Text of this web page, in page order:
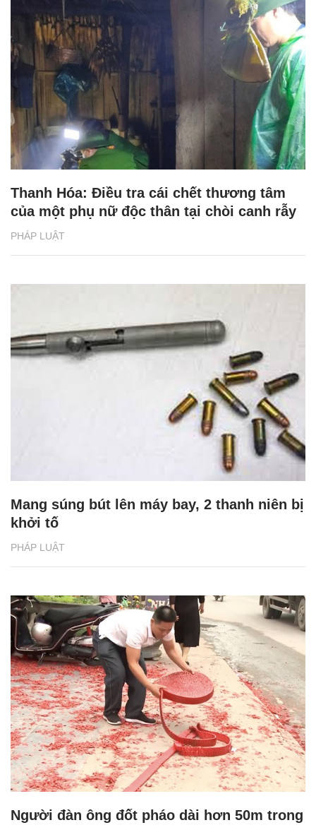
PHÁP LUẬT
Thanh Hóa: Điều tra cái chết thương tâm
của một phụ nữ độc thân tại chòi canh rẫy
PHÁP LUẬT
Mang súng bút lên máy bay, 2 thanh niên bị
khởi tố
Người đàn ông đốt pháo dài hơn 50m trong